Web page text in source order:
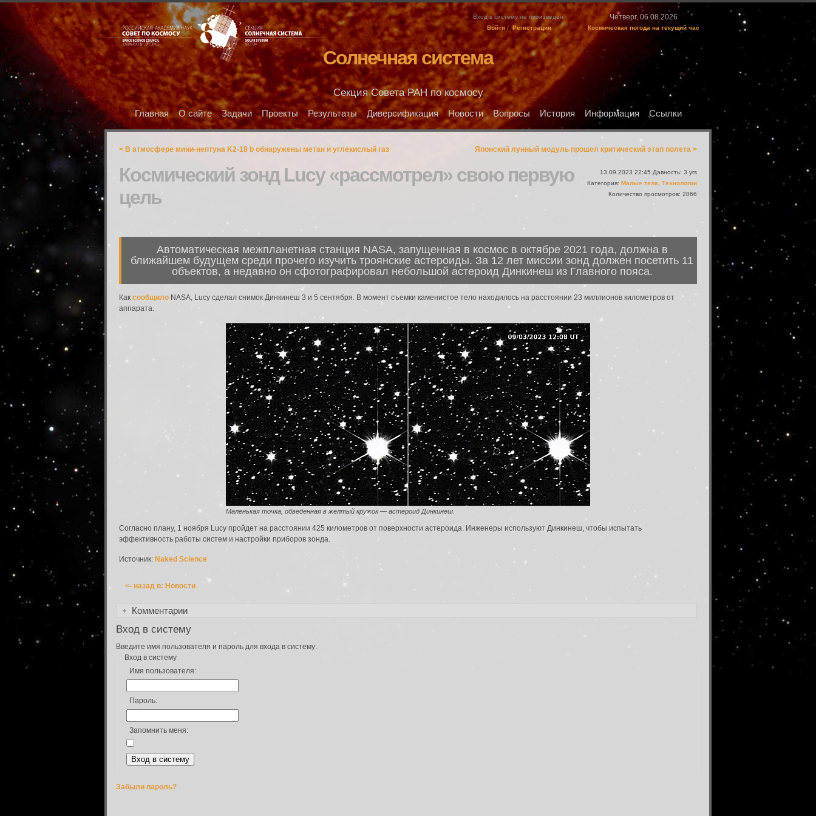
Четверг, 06.08.2026
Космическая погода на текущий час
Вход в систему не произведен
Войти / Регистрация
Солнечная система
Секция Совета РАН по космосу
Главная О сайте Задачи Проекты Результаты Диверсификация Новости Вопросы История Информация Ссылки
Японский лунный модуль прошел критический этап полета >
< В атмосфере мини-нептуна K2-18 b обнаружены метан и углекислый газ
13.09.2023 22:45 Давность: 3 yrs
Категория: Малые тела
Технологии
Количество просмотров: 2866
Космический зонд Lucy «рассмотрел» свою первую
цель
Автоматическая межпланетная станция NASA, запущенная в космос в октябре 2021 года, должна в
ближайшем будущем среди прочего изучить троянские астероиды. За 12 лет миссии зонд должен посетить 11
объектов, а недавно он сфотографировал небольшой астероид Динкинеш из Главного пояса.
Как сообщило NASA, Lucy сделал снимок Динкинеш 3 и 5 сентября. В момент съемки каменистое тело находилось на расстоянии 23 миллионов километров от
аппарата.
Маленькая точка, обведенная в желтый кружок — астероид Динкинеш.
Согласно плану, 1 ноября Lucy пройдет на расстоянии 425 километров от поверхности астероида. Инженеры используют Динкинеш, чтобы испытать
эффективность работы систем и настройки приборов зонда.
Источник: Naked Science
<- назад в: Новости
Комментарии
Вход в систему
Введите имя пользователя и пароль для входа в систему:
Вход в систему
Имя пользователя:
Пароль:
Запомнить меня:
Забыли пароль?